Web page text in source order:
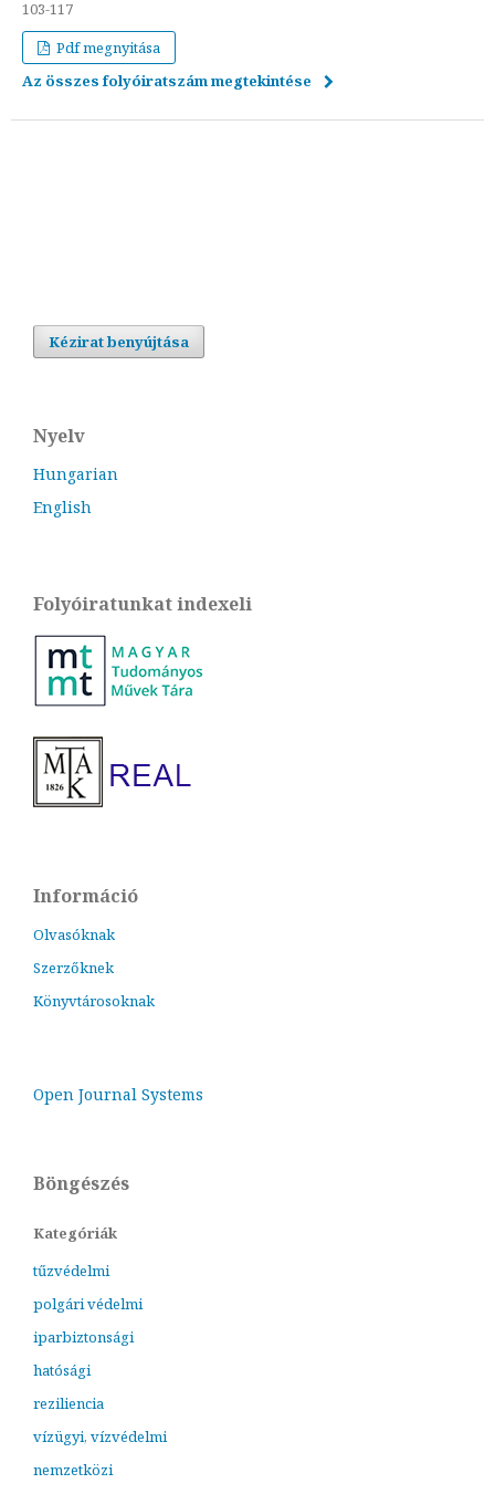
103-117
Pdf megnyitása
Az összes folyóiratszám megtekintése
Kézirat benyújtása
Nyelv
Hungarian
English
Folyóiratunkat indexeli
Információ
Olvasóknak
Szerzőknek
Könyvtárosoknak
Open Journal Systems
Böngészés
Kategóriák
tűzvédelmi
polgári védelmi
iparbiztonsági
hatósági
reziliencia
vízügyi, vízvédelmi
nemzetközi